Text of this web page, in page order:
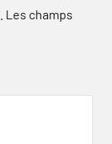
Les champs